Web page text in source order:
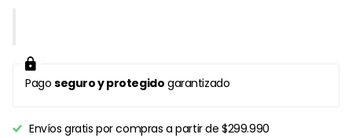
Pago seguro y protegido garantizado
Envíos gratis por compras a partir de $299.990